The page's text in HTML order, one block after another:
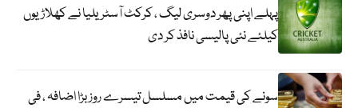
پہلے اپنی پھر دوسری لیگ ، کرکٹ آسٹریلیا نے کھلاڑیوں
کیلئے نئی پالیسی نافذ کر دی
سونے کی قیمت میں مسلسل تیسرے روز بڑا اضافہ ، فی